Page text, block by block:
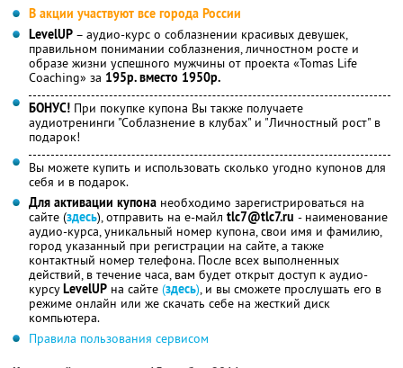
В акции участвуют все города России
LevelUP – аудио-курс о соблазнении красивых девушек,
правильном понимании соблазнения, личностном росте и
образе жизни успешного мужчины от проекта «Tomas Life
Coaching» за 195р. вместо 1950р.
БОНУС! При покупке купона Вы также получаете
аудиотренинги "Соблазнение в клубах" и "Личностный рост" в
подарок!
Вы можете купить и использовать сколько угодно купонов для
себя и в подарок.
Для активации купона необходимо зарегистрироваться на
сайте (здесь), отправить на е-майл tlc7@tlc7.ru - наименование
аудио-курса, уникальный номер купона, свои имя и фамилию,
город указанный при регистрации на сайте, а также
контактный номер телефона. После всех выполненных
действий, в течение часа, вам будет открыт доступ к аудио-
курсуLevelUP на сайте (здесь), и вы сможете прослушать его в
режиме онлайн или же скачать себе на жесткий диск
компьютера.
Правила пользования сервисом